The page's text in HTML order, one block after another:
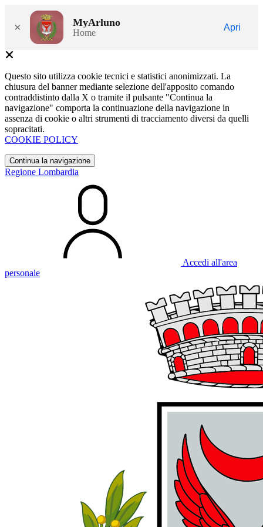
× MyArluno
Home
Apri
Questo sito utilizza cookie tecnici e statistici anonimizzati. La
chiusura del banner mediante selezione dell'apposito comando
contraddistinto dalla X o tramite il pulsante "Continua la
navigazione" comporta la continuazione della navigazione in
assenza di cookie o altri strumenti di tracciamento diversi da quelli
sopracitati.
COOKIE POLICY
Continua la navigazione
Regione Lombardia
Accedi all'area
personale